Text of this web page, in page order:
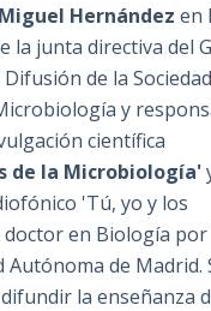
Hernández en
la junta directiva del
de la Sociedad
y
científica
de la Microbiología'
'Tú, yo y los
doctor en Biología
Autónoma de Madrid.
la enseñanza